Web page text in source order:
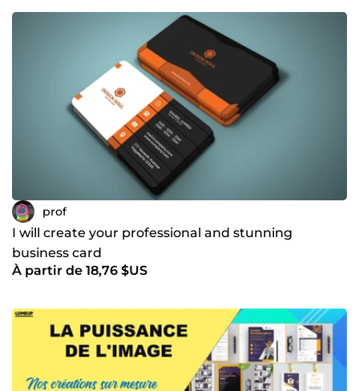
prof
I will create your professional and stunning
business card
À partir de 18,76 $US